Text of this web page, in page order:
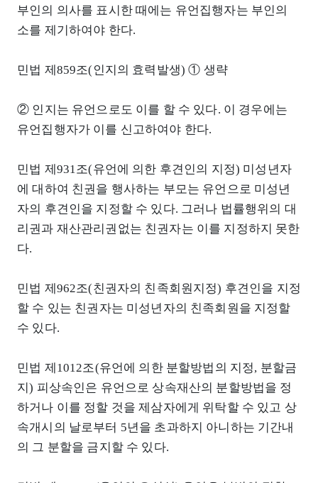
부인의 의사를 표시한 때에는 유언집행자는 부인의
소를 제기하여야 한다.
민법 제859조(인지의 효력발생) ① 생략
② 인지는 유언으로도 이를 할 수 있다. 이 경우에는
유언집행자가 이를 신고하여야 한다.
민법 제931조(유언에 의한 후견인의 지정) 미성년자
에 대하여 친권을 행사하는 부모는 유언으로 미성년
자의 후견인을 지정할 수 있다. 그러나 법률행위의 대
리권과 재산관리권없는 친권자는 이를 지정하지 못한
다.
민법 제962조(친권자의 친족회원지정) 후견인을 지정
할 수 있는 친권자는 미성년자의 친족회원을 지정할
수 있다.
민법 제1012조(유언에 의한 분할방법의 지정, 분할금
지) 피상속인은 유언으로 상속재산의 분할방법을 정
하거나 이를 정할 것을 제삼자에게 위탁할 수 있고 상
속개시의 날로부터 5년을 초과하지 아니하는 기간내
의 그 분할을 금지할 수 있다.